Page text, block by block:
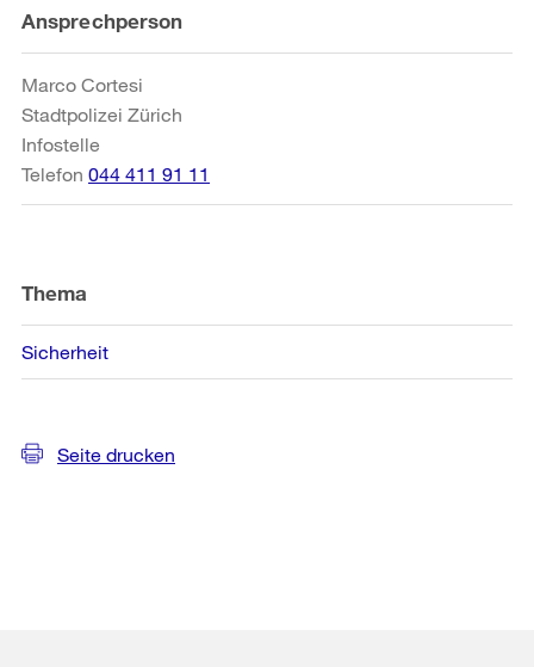
Weitere
Informationen
Ansprechperson
Marco Cortesi
Stadtpolizei Zürich
Infostelle
Telefon 044 411 91 11
Thema
Sicherheit
Seite drucken